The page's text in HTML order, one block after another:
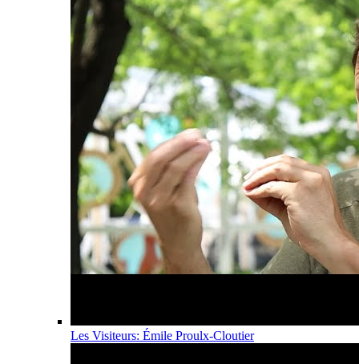
Les Visiteurs: Émile Proulx-Cloutier